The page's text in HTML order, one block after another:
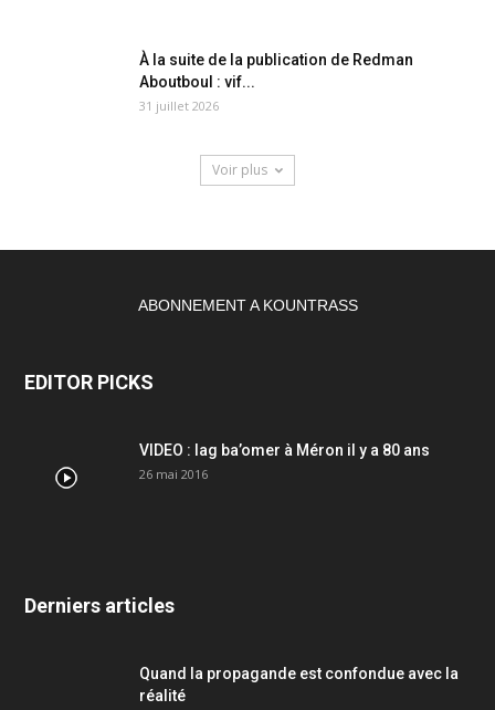
À la suite de la publication de Redman
Aboutboul : vif...
31 juillet 2026
Voir plus
ABONNEMENT A KOUNTRASS
EDITOR PICKS
VIDEO : lag ba’omer à Méron il y a 80 ans
26 mai 2016
Derniers articles
Quand la propagande est confondue avec la
réalité